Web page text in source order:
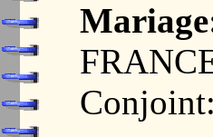
Conjoint: